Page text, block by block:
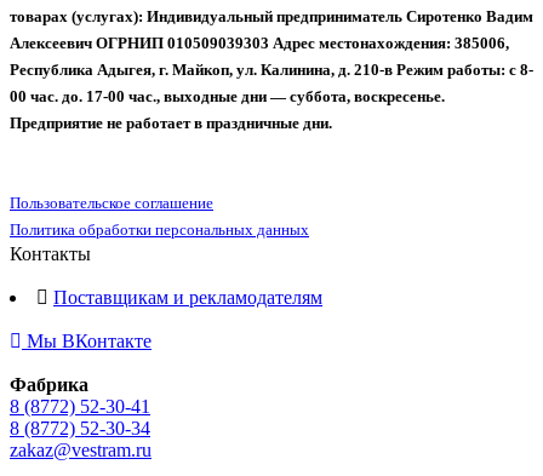
товарах (услугах): Индивидуальный предприниматель Сиротенко Вадим
Алексеевич ОГРНИП 010509039303 Адрес местонахождения: 385006,
Республика Адыгея, г. Майкоп, ул. Калинина, д. 210-в Режим работы: с 8-
00 час. до. 17-00 час., выходные дни — суббота, воскресенье.
Предприятие не работает в праздничные дни.
Пользовательское соглашение
Политика обработки персональных данных
Контакты
Поставщикам и рекламодателям
Мы ВКонтакте
Фабрика
8 (8772) 52-30-41
8 (8772) 52-30-34
zakaz@vestram.ru